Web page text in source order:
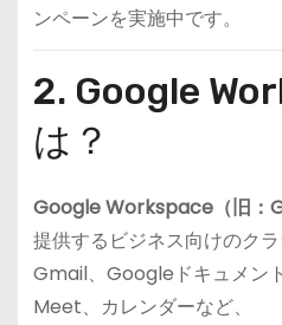
ンペーンを実施中です。
2. Google
は？
Google Workspace（旧：G
提供するビジネス向けのクラ
Gmail、Googleドキュメン
Meet、カレンダーなど、